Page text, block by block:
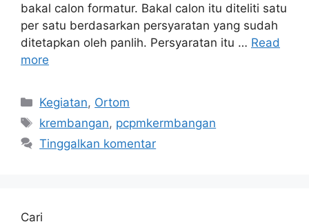
bakal calon formatur. Bakal calon itu diteliti satu
per satu berdasarkan persyaratan yang sudah
ditetapkan oleh panlih. Persyaratan itu … Read
more
Kategori
Kegiatan, Ortom
Tag
krembangan, pcpmkermbangan
Tinggalkan komentar
Cari